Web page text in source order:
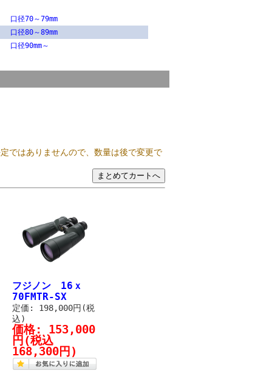
口径70～79mm
口径80～89mm
口径90mm～
ではありませんので、数量は後で変更で
フジノン 16ｘ
70FMTR-SX
定価: 198,000円(税
込)
価格: 153,000
円 (税込
168,300円)